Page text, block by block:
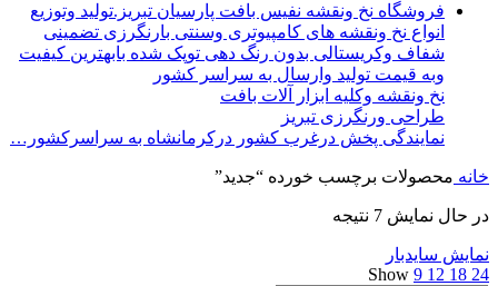
فروشگاه نخ ونقشه نفیس بافت پارسیان تبریز.تولید وتوزیع
انواع نخ ونقشه های کامپیوتری وسنتی بارنگرزی تضمینی
شفاف وکریستالی بدون رنگ دهی توپک شده بابهترین کیفیت
وبه قیمت تولید وارسال به سراسر کشور
نخ ونقشه وکلیه ابزار آلات بافت
طراحی ورنگرزی تبریز
نمایندگی پخش درغرب کشور درکرمانشاه به سراسرکشور…
خانه محصولات برچسب خورده “جدید”
در حال نمایش 7 نتیجه
نمایش سایدبار
Show 9 12 18 24